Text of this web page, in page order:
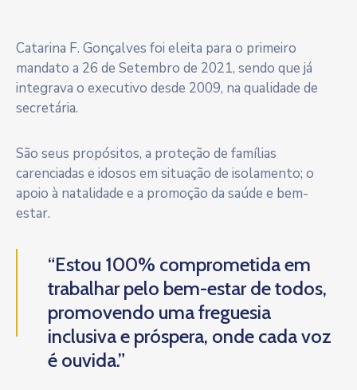
Catarina F. Gonçalves foi eleita para o primeiro
mandato a 26 de Setembro de 2021, sendo que já
integrava o executivo desde 2009, na qualidade de
secretária.
São seus propósitos, a proteção de famílias
carenciadas e idosos em situação de isolamento; o
apoio à natalidade e a promoção da saúde e bem-
estar.
“Estou 100% comprometida em
trabalhar pelo bem-estar de todos,
promovendo uma freguesia
inclusiva e próspera, onde cada voz
é ouvida.”